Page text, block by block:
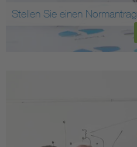
Stellen Sie einen Normantrag